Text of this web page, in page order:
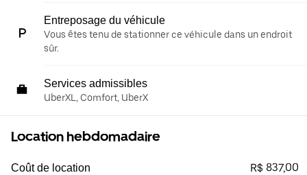
Entreposage du véhicule
Vous êtes tenu de stationner ce véhicule dans un endroit
sûr.
Services admissibles
UberXL, Comfort, UberX
Location hebdomadaire
Coût de location R$ 837,00